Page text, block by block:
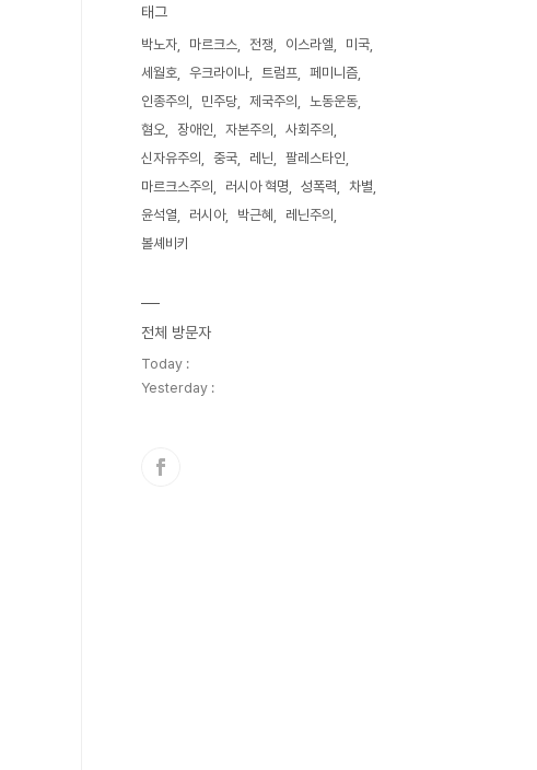
태그
박노자 마르크스 전쟁 이스라엘
미국
세월호
우크라이나 트럼프
페미니즘
인종주의
민주당 제국주의
노동운동
혐오
장애인 자본주의
사회주의
신자유주의
중국 레닌
팔레스타인
마르크스주의
러시아 혁명 성폭력
차별
윤석열
러시아 박근혜
레닌주의
볼셰비키
전체 방문자
Today :
Yesterday :